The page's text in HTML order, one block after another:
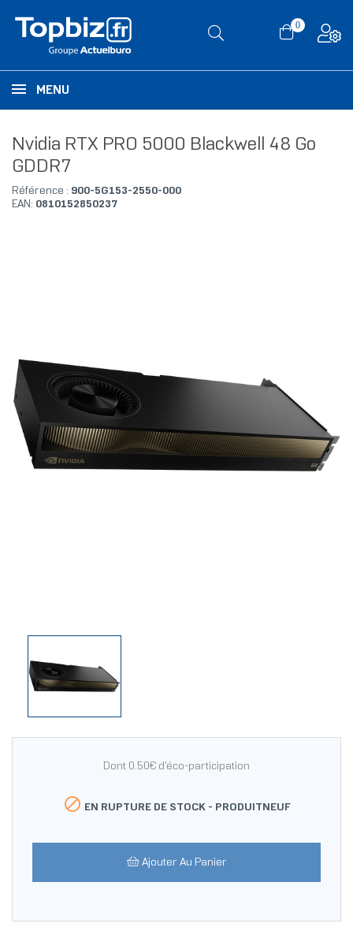
0
MENU
Nvidia RTX PRO 5000 Blackwell 48 Go
GDDR7
Référence : 900-5G153-2550-000
EAN: 0810152850237
Dont 0.50€ d'éco-participation
 EN RUPTURE DE STOCK - PRODUITNEUF
Ajouter Au Panier